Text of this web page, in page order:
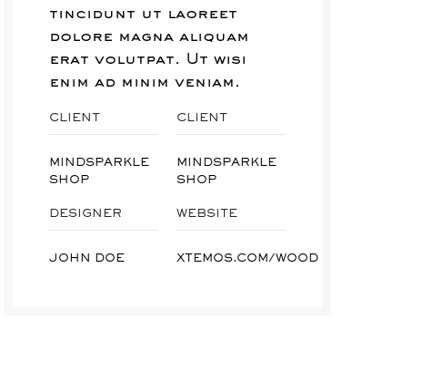
tincidunt ut laoreet
dolore magna aliquam
erat volutpat. Ut wisi
enim ad minim veniam.
CLIENT
MINDSPARKLE
SHOP
CLIENT
MINDSPARKLE
SHOP
DESIGNER
JOHN DOE
WEBSITE
XTEMOS.COM/WOOD